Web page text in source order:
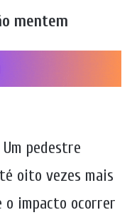
mentem
pedestre
oito vezes mais
o impacto ocorrer